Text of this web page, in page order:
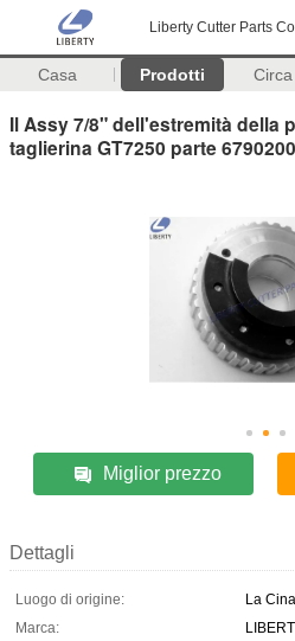
Liberty Cutter Parts
Casa Prodotti
Il Assy 7/8" dell'estremità della
taglierina GT7250 parte
Miglior prezzo
Dettagli
Luogo di origine:
La Cina
Marca: